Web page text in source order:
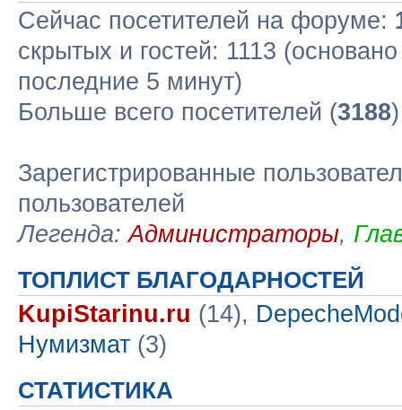
Сейчас посетителей на форуме:
скрытых и гостей: 1113
последние 5 минут)
Больше всего посетителей (3188
Зарегистрированные
пользователей
Легенда:Администраторы,
ТОПЛИСТ БЛАГОДАРНОСТЕЙ
KupiStarinu.ru (14),
Нумизмат (3)
СТАТИСТИКА